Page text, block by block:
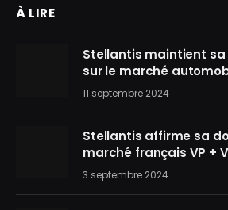
À LIRE
Stellantis maintient
sur le marché
11 septembre 2024
Stellantis affirme sa
marché français VP +
3 septembre 2024